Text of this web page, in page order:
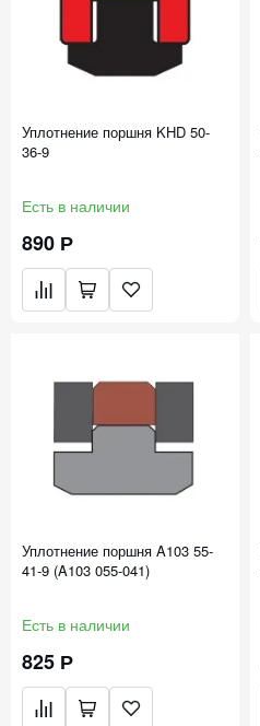
Уплотнение поршня KHD 50-
36-9
Есть в наличии
890 Р
Уплотнение поршня A103 55-
41-9 (A103 055-041)
Есть в наличии
825 Р